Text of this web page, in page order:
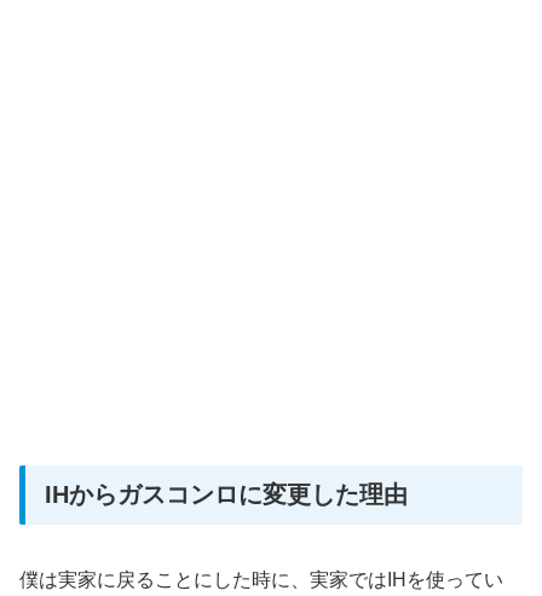
IHからガスコンロに変更した理由
僕は実家に戻ることにした時に、実家ではIHを使ってい